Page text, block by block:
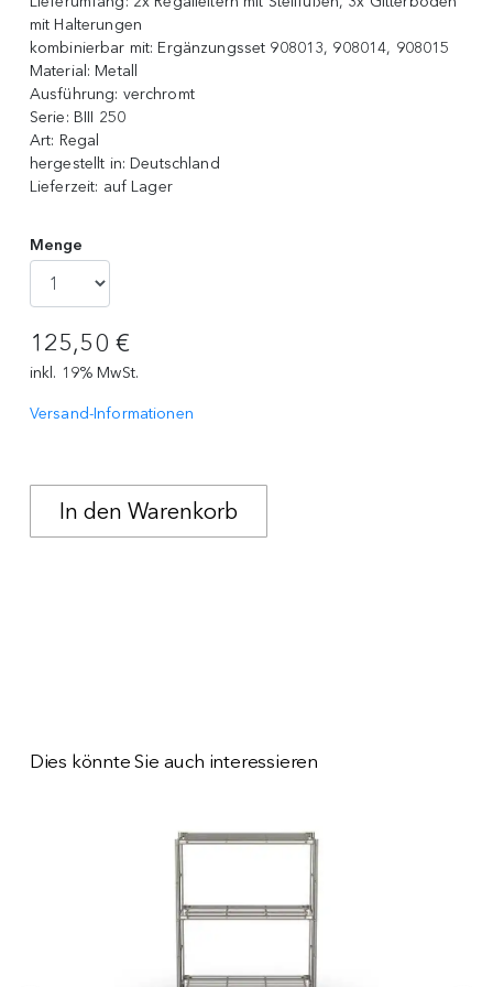
mit Halterungen
kombinierbar mit: Ergänzungsset 908013, 908014, 908015
Material: Metall
Ausführung: verchromt
Serie: BIII 250
Art: Regal
hergestellt in: Deutschland
Lieferzeit: auf Lager
Menge
125,50 €
inkl. 19% MwSt.
Versand-Informationen
Dies könnte Sie auch interessieren